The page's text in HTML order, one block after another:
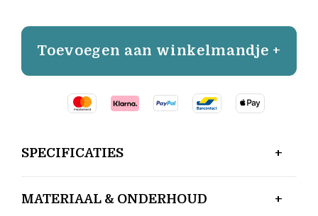
Toevoegen aan winkelmandje +
SPECIFICATIES
MATERIAAL & ONDERHOUD